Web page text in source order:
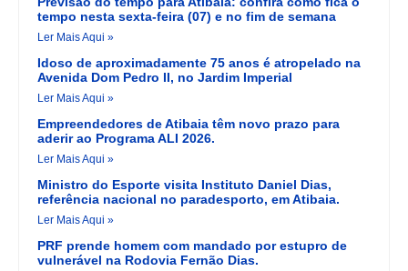
tempo nesta sexta-feira (07) e no fim de semana
Ler Mais Aqui »
Idoso de aproximadamente 75 anos é atropelado na
Avenida Dom Pedro II, no Jardim Imperial
Ler Mais Aqui »
Empreendedores de Atibaia têm novo prazo para
aderir ao Programa ALI 2026.
Ler Mais Aqui »
Ministro do Esporte visita Instituto Daniel Dias,
referência nacional no paradesporto, em Atibaia.
Ler Mais Aqui »
PRF prende homem com mandado por estupro de
vulnerável na Rodovia Fernão Dias.